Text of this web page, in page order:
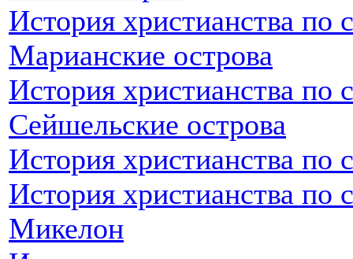
История христианства
Марианские острова
История христианства по
Сейшельские острова
История христианства по
История христианства
Микелон